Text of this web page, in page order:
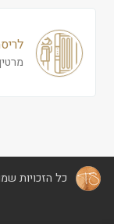
מרטין בובר
כל הזכויות